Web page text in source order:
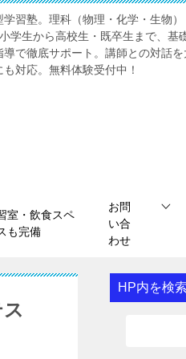
習塾。理科（物理・化学・生物
学生から高校生・既卒生まで、基
で徹底サポート。講師との対話
対応。無料体験受付中！
室・飲食スペ
も完備
お問
い合
わせ
HP内を検索